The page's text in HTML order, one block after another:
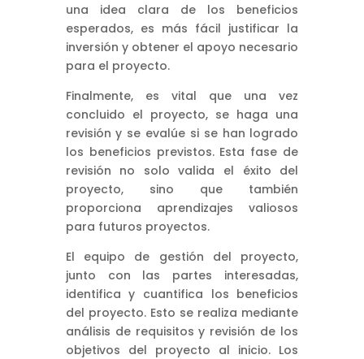
una idea clara de los beneficios
esperados, es más fácil justificar la
inversión y obtener el apoyo necesario
para el proyecto.
Finalmente, es vital que una vez
concluido el proyecto, se haga una
revisión y se evalúe si se han logrado
los beneficios previstos. Esta fase de
revisión no solo valida el éxito del
proyecto, sino que también
proporciona aprendizajes valiosos
para futuros proyectos.
El equipo de gestión del proyecto,
junto con las partes interesadas,
identifica y cuantifica los beneficios
del proyecto. Esto se realiza mediante
análisis de requisitos y revisión de los
objetivos del proyecto al inicio. Los